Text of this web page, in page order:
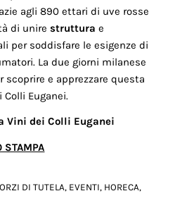
agli 890 ettari di uve rosse
di unirestruttura e
per soddisfare le esigenze di
La due giorni milanese
scoprire e apprezzare questa
Euganei.
Vini dei Colli Euganei
STAMPA
DI TUTELA, EVENTI, HORECA,